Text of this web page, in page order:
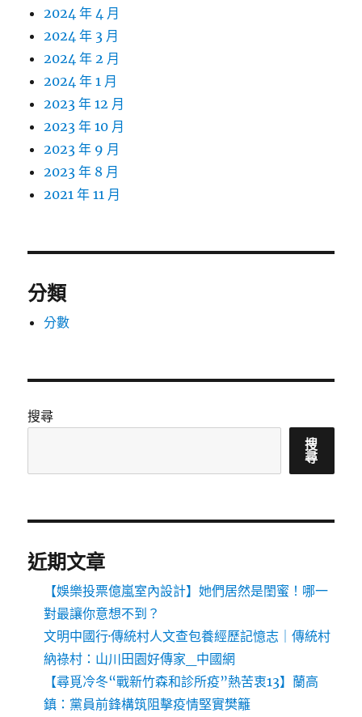
2024 年 4 月
2024 年 3 月
2024 年 2 月
2024 年 1 月
2023 年 12 月
2023 年 10 月
2023 年 9 月
2023 年 8 月
2021 年 11 月
分類
分數
搜尋
搜
尋
近期文章
【娛樂投票億嵐室內設計】她們居然是閨蜜！哪一
對最讓你意想不到？
文明中國行·傳統村人文查包養經歷記憶志｜傳統村
納祿村：山川田園好傳家_中國網
【尋覓冷冬“戰新竹森和診所疫”熱苦衷13】蘭高
鎮：黨員前鋒構筑阻擊疫情堅實樊籬